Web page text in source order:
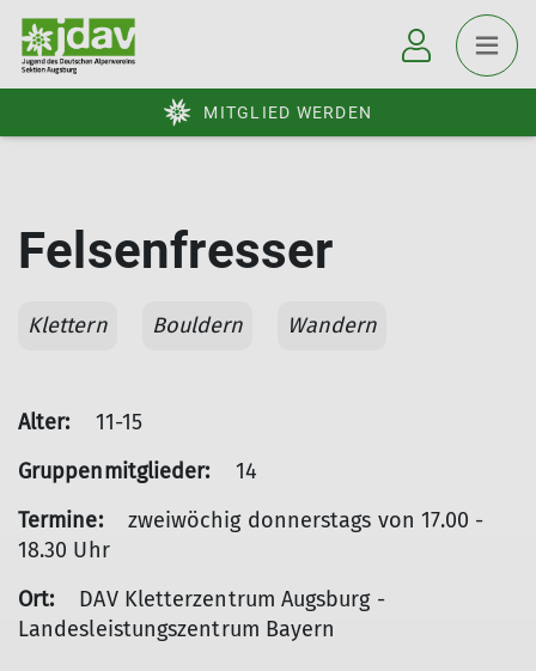
MITGLIED WERDEN
Felsenfresser
Klettern Bouldern Wandern
Alter:
11-15
Gruppenmitglieder:
14
Termine:
zweiwöchig donnerstags von 17.00 -
18.30 Uhr
Ort:
DAV Kletterzentrum Augsburg -
Landesleistungszentrum Bayern